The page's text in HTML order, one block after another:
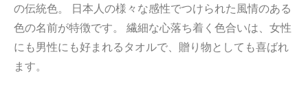
の伝統色。 日本人の様々な感性でつけられた風情のある
色の名前が特徴です。 繊細な心落ち着く色合いは、女性
にも男性にも好まれるタオルで、贈り物としても喜ばれ
ます。